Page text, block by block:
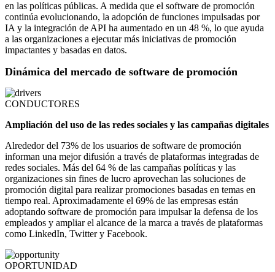
en las políticas públicas. A medida que el software de promoción
continúa evolucionando, la adopción de funciones impulsadas por
IA y la integración de API ha aumentado en un 48 %, lo que ayuda
a las organizaciones a ejecutar más iniciativas de promoción
impactantes y basadas en datos.
Dinámica del mercado de software de promoción
CONDUCTORES
Ampliación del uso de las redes sociales y las campañas digitales
Alrededor del 73% de los usuarios de software de promoción
informan una mejor difusión a través de plataformas integradas de
redes sociales. Más del 64 % de las campañas políticas y las
organizaciones sin fines de lucro aprovechan las soluciones de
promoción digital para realizar promociones basadas en temas en
tiempo real. Aproximadamente el 69% de las empresas están
adoptando software de promoción para impulsar la defensa de los
empleados y ampliar el alcance de la marca a través de plataformas
como LinkedIn, Twitter y Facebook.
OPORTUNIDAD